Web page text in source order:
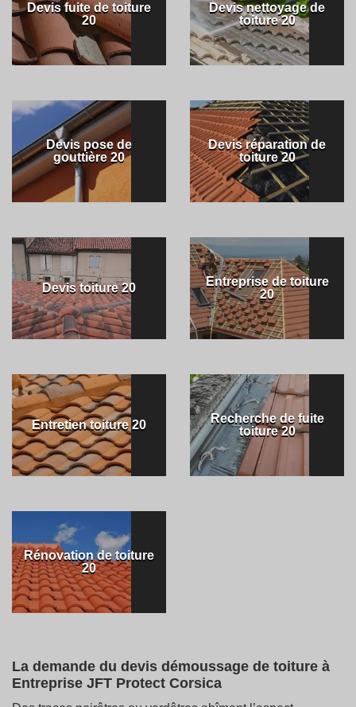
Devis fuite de toiture
20
Devis nettoyage de
toiture 20
Devis pose de
gouttière 20
Devis réparation de
toiture 20
Devis toiture 20
Entreprise de toiture
20
Entretien toiture 20
Recherche de fuite
toiture 20
Rénovation de toiture
20
La demande du devis démoussage de toiture à
Entreprise JFT Protect Corsica